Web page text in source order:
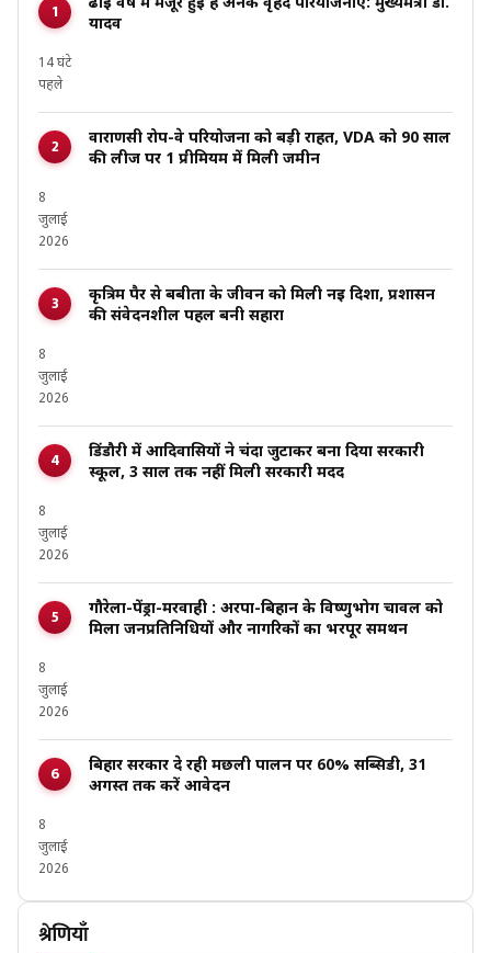
यादव
14 घंटे
पहले
वाराणसी रोप-वे परियोजना को बड़ी राहत, VDA को 90 साल
की लीज पर ₹1 प्रीमियम में मिली जमीन
8
जुलाई
2026
कृत्रिम पैर से बबीता के जीवन को मिली नई दिशा, प्रशासन
की संवेदनशील पहल बनी सहारा
8
जुलाई
2026
डिंडौरी में आदिवासियों ने चंदा जुटाकर बना दिया सरकारी
स्कूल, 3 साल तक नहीं मिली सरकारी मदद
8
जुलाई
2026
गौरेला-पेंड्रा-मरवाही : अरपा-बिहान के विष्णुभोग चावल को
मिला जनप्रतिनिधियों और नागरिकों का भरपूर समर्थन
8
जुलाई
2026
बिहार सरकार दे रही मछली पालन पर 60% सब्सिडी, 31
अगस्त तक करें आवेदन
8
जुलाई
2026
श्रेणियाँ